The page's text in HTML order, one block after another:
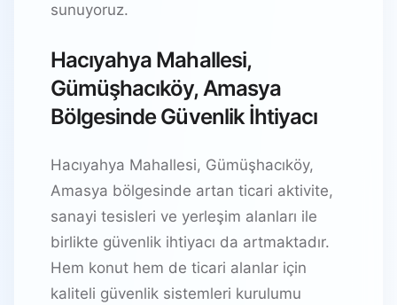
sunuyoruz.
Hacıyahya Mahallesi,
Gümüşhacıköy, Amasya
Bölgesinde Güvenlik İhtiyacı
Hacıyahya Mahallesi, Gümüşhacıköy,
Amasya bölgesinde artan ticari aktivite,
sanayi tesisleri ve yerleşim alanları ile
birlikte güvenlik ihtiyacı da artmaktadır.
Hem konut hem de ticari alanlar için
kaliteli güvenlik sistemleri kurulumu